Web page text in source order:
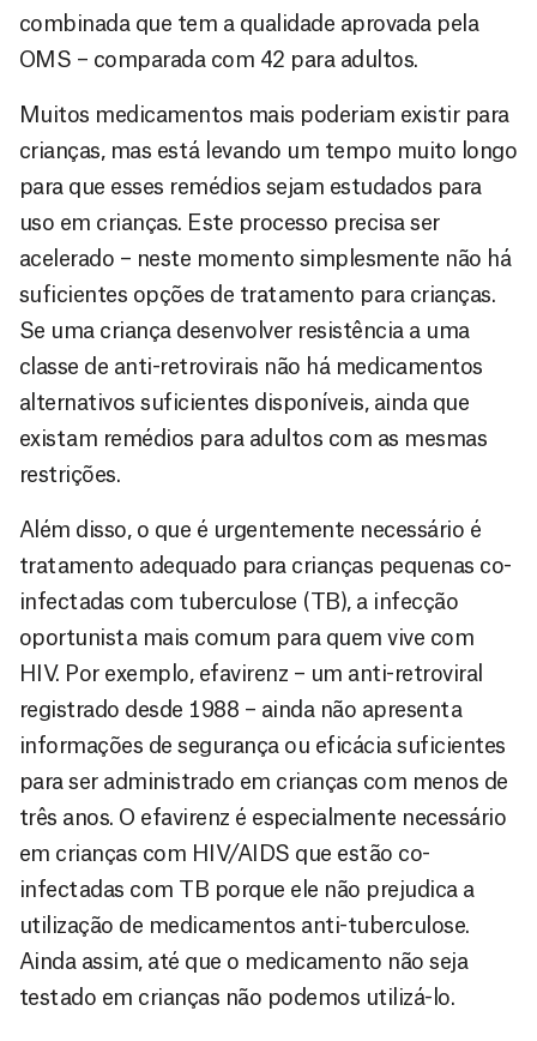
combinada que tem a qualidade aprovada pela
OMS – comparada com 42 para adultos.
Muitos medicamentos mais poderiam existir para
crianças, mas está levando um tempo muito longo
para que esses remédios sejam estudados para
uso em crianças. Este processo precisa ser
acelerado – neste momento simplesmente não há
suficientes opções de tratamento para crianças.
Se uma criança desenvolver resistência a uma
classe de anti-retrovirais não há medicamentos
alternativos suficientes disponíveis, ainda que
existam remédios para adultos com as mesmas
restrições.
Além disso, o que é urgentemente necessário é
tratamento adequado para crianças pequenas co-
infectadas com tuberculose (TB), a infecção
oportunista mais comum para quem vive com
HIV. Por exemplo, efavirenz – um anti-retroviral
registrado desde 1988 – ainda não apresenta
informações de segurança ou eficácia suficientes
para ser administrado em crianças com menos de
três anos. O efavirenz é especialmente necessário
em crianças com HIV/AIDS que estão co-
infectadas com TB porque ele não prejudica a
utilização de medicamentos anti-tuberculose.
Ainda assim, até que o medicamento não seja
testado em crianças não podemos utilizá-lo.